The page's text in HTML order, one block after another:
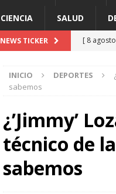
CIENCIA SALUD
NEWS TICKER [ 8
[ 8
[ 8
del ‘sí’
INICIO DEPORTES
sabemos
¿’Jimmy’
técnico de
sabemos